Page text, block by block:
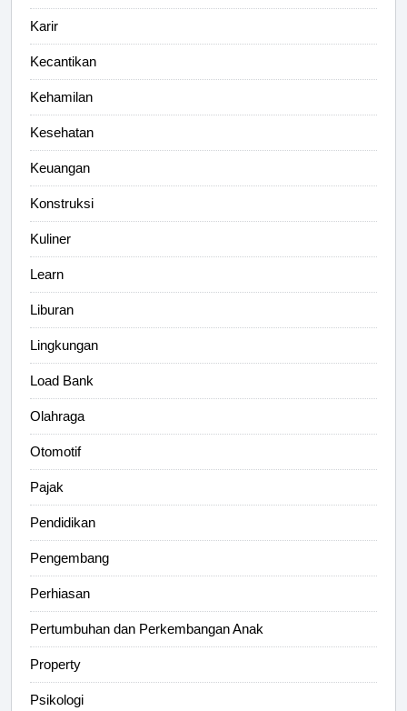
Karir
Kecantikan
Kehamilan
Kesehatan
Keuangan
Konstruksi
Kuliner
Learn
Liburan
Lingkungan
Load Bank
Olahraga
Otomotif
Pajak
Pendidikan
Pengembang
Perhiasan
Pertumbuhan dan Perkembangan Anak
Property
Psikologi